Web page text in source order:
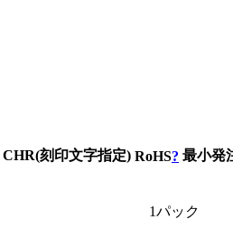
CHR(刻印文字指定) RoHS? 最小発
1パック